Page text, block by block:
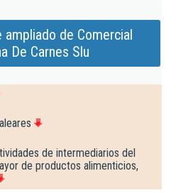
de Comercial
De Carnes Slu
de intermediarios del
de productos alimenticios,